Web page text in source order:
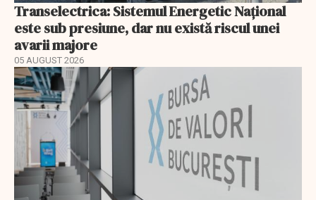
Transelectrica: Sistemul Energetic Național
este sub presiune, dar nu există riscul unei
avarii majore
05 AUGUST 2026